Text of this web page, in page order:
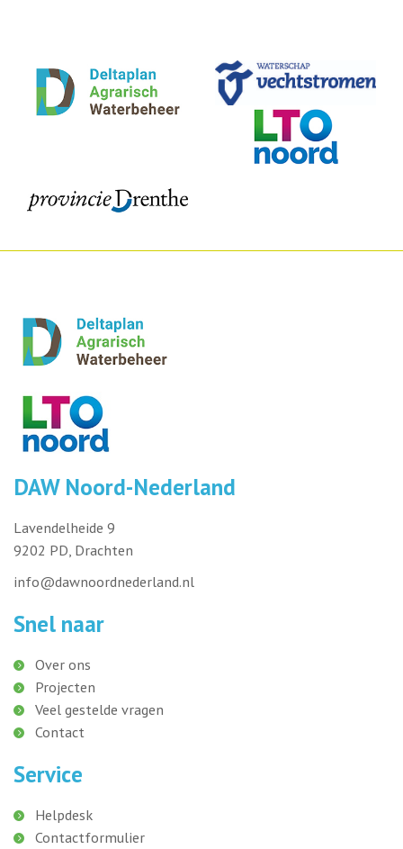
DAW Noord-Nederland
Lavendelheide 9
9202 PD, Drachten
info@dawnoordnederland.nl
Snel naar
Over ons
Projecten
Veel gestelde vragen
Contact
Service
Helpdesk
Contactformulier